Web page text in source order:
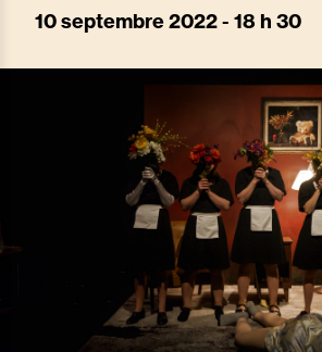
10septembre 2022 - 18 h 30